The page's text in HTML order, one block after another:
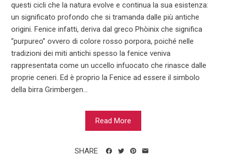
questi cicli che la natura evolve e continua la sua esistenza:
un significato profondo che si tramanda dalle più antiche
origini. Fenice infatti, deriva dal greco Phòinix che significa
“purpureo” ovvero di colore rosso porpora, poiché nelle
tradizioni dei miti antichi spesso la fenice veniva
rappresentata come un uccello infuocato che rinasce dalle
proprie ceneri. Ed è proprio la Fenice ad essere il simbolo
della birra Grimbergen...
Read More
SHARE